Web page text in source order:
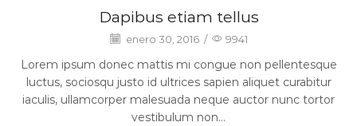
Dapibus etiam tellus
enero 30, 2016 / 9941
Lorem ipsum donec mattis mi congue non pellentesque
luctus, sociosqu justo id ultrices sapien aliquet curabitur
iaculis, ullamcorper malesuada neque auctor nunc tortor
vestibulum non...